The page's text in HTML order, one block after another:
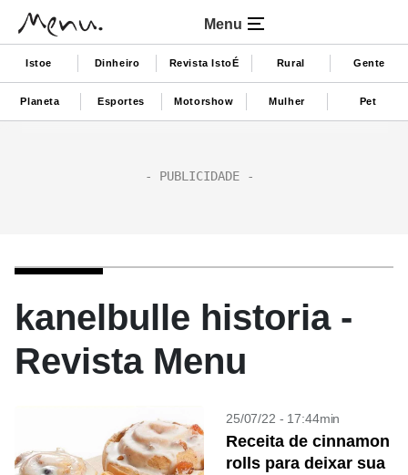
Menu
Istoe Dinheiro Revista IstoÉ Rural Gente
Planeta Esportes Motorshow Mulher Pet
kanelbulle historia -
Revista Menu
25/07/22 - 17:44min
Receita de cinnamon
rolls para deixar sua